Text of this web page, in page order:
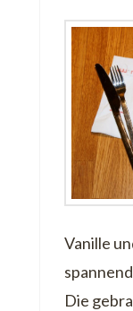
Vanille
Die